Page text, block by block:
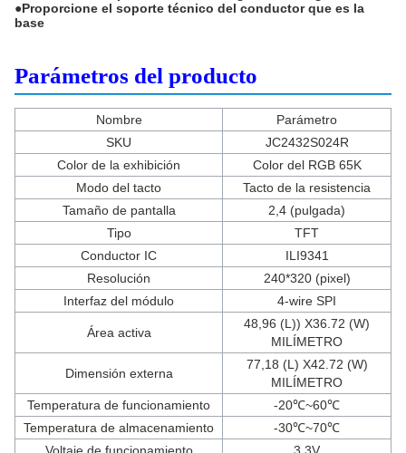
●Proporcione el soporte técnico del conductor que es la
base
Parámetros del producto
Nombre
Parámetro
SKU
JC2432S024R
Color de la exhibición
Color del RGB 65K
Modo del tacto
Tacto de la resistencia
Tamaño de pantalla
2,4 (pulgada)
Tipo
TFT
Conductor IC
ILI9341
Resolución
240*320 (pixel)
Interfaz del módulo
4-wire SPI
Área activa
48,96 (L)) X36.72 (W)
MILÍMETRO
Dimensión externa
77,18 (L) X42.72 (W)
MILÍMETRO
Temperatura de funcionamiento
-20℃~60℃
Temperatura de almacenamiento
-30℃~70℃